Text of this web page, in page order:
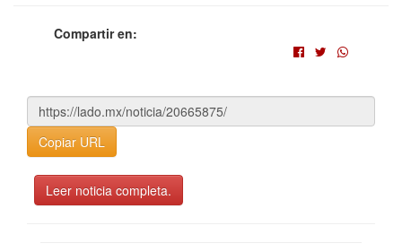
Compartir en:
Copiar URL
Leer noticia completa.